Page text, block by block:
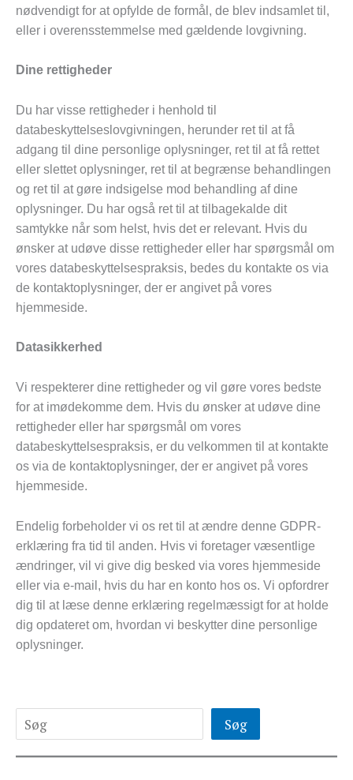
nødvendigt for at opfylde de formål, de blev indsamlet til,
eller i overensstemmelse med gældende lovgivning.
Dine rettigheder
Du har visse rettigheder i henhold til
databeskyttelseslovgivningen, herunder ret til at få
adgang til dine personlige oplysninger, ret til at få rettet
eller slettet oplysninger, ret til at begrænse behandlingen
og ret til at gøre indsigelse mod behandling af dine
oplysninger. Du har også ret til at tilbagekalde dit
samtykke når som helst, hvis det er relevant. Hvis du
ønsker at udøve disse rettigheder eller har spørgsmål om
vores databeskyttelsespraksis, bedes du kontakte os via
de kontaktoplysninger, der er angivet på vores
hjemmeside.
Datasikkerhed
Vi respekterer dine rettigheder og vil gøre vores bedste
for at imødekomme dem. Hvis du ønsker at udøve dine
rettigheder eller har spørgsmål om vores
databeskyttelsespraksis, er du velkommen til at kontakte
os via de kontaktoplysninger, der er angivet på vores
hjemmeside.
Endelig forbeholder vi os ret til at ændre denne GDPR-
erklæring fra tid til anden. Hvis vi foretager væsentlige
ændringer, vil vi give dig besked via vores hjemmeside
eller via e-mail, hvis du har en konto hos os. Vi opfordrer
dig til at læse denne erklæring regelmæssigt for at holde
dig opdateret om, hvordan vi beskytter dine personlige
oplysninger.
Søg